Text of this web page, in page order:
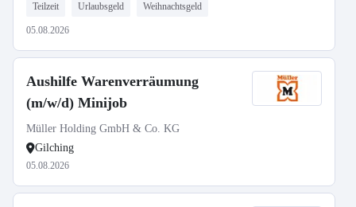
Teilzeit Urlaubsgeld Weihnachtsgeld
05.08.2026
Aushilfe Warenverräumung
(m/w/d) Minijob
Müller Holding GmbH & Co. KG
Gilching
05.08.2026